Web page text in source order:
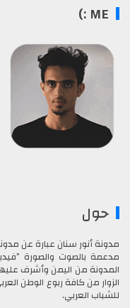
ME :)
حول
مدونة أنور سنان عبارة عن
المدونة من اليمن وأشرف
الزوار من كافة ربوع الوطن
للشباب العربي.